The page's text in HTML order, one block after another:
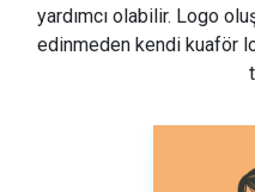
yardımcı olabilir. Logo
edinmeden kendi kuaför